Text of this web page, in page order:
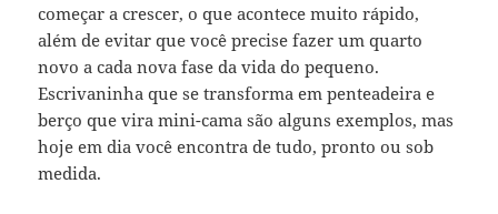
começar a crescer, o que acontece muito rápido,
além de evitar que você precise fazer um quarto
novo a cada nova fase da vida do pequeno.
Escrivaninha que se transforma em penteadeira e
berço que vira mini-cama são alguns exemplos, mas
hoje em dia você encontra de tudo, pronto ou sob
medida.